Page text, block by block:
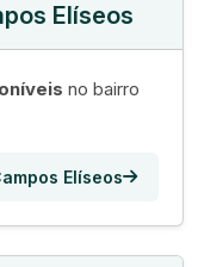
Elíseos
no bairro
Elíseos